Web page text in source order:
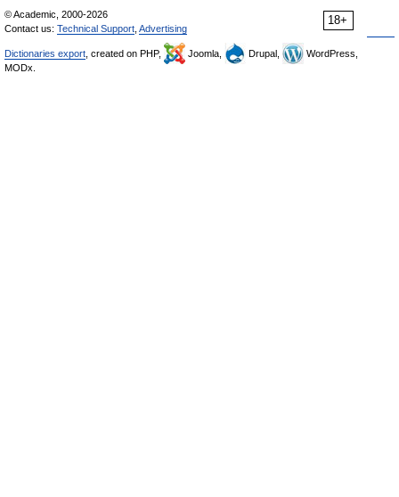
18+
© Academic, 2000-2026
Contact us: Technical Support Advertising
Dictionaries export , created on PHP, Joomla, Drupal,
WordPress,
MODx.